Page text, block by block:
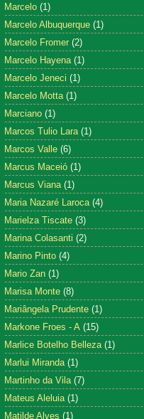
Marcelo (1)
Marcelo Albuquerque (1)
Marcelo Fromer (2)
Marcelo Hayena (1)
Marcelo Jeneci (1)
Marcelo Motta (1)
Marciano (1)
Marcos Tulio Lara (1)
Marcos Valle (6)
Marcus Maceió (1)
Marcus Viana (1)
Maria Nazaré Laroca (4)
Marielza Tiscate (3)
Marina Colasanti (2)
Marino Pinto (4)
Mario Zan (1)
Marisa Monte (8)
Mariângela Prudente (1)
Markone Froes - A (15)
Marlice Botelho Belleza (1)
Marlui Miranda (1)
Martinho da Vila (7)
Mateus Aleluia (1)
Matilde Alves (1)